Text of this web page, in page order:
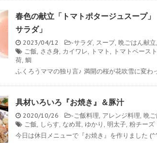
春色の献立「トマトポタージュスープ
サラダ」
2023/04/12 -サラダ, スープ, 晩ごはん献立,
ご飯, ささ身, カイワレ, トマト , トマトペースト
荷, 鯛
ふくろうママの独り言♪ 満開の桜が花吹雪に変わ
具材いろいろ『お焼き』＆豚汁
2020/10/26 -ご飯料理, アレンジ料理, 晩
ご飯, しらす, なめ茸, ゆかり , 明太子, 粉チーズ
今日は休日メニューで『お焼き』を作りました